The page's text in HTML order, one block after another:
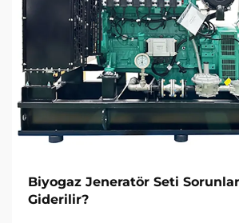
Biyogaz Jeneratör Seti
Giderilir?